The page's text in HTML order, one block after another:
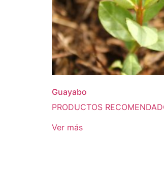
Guayabo
PRODUCTOS
Ver más